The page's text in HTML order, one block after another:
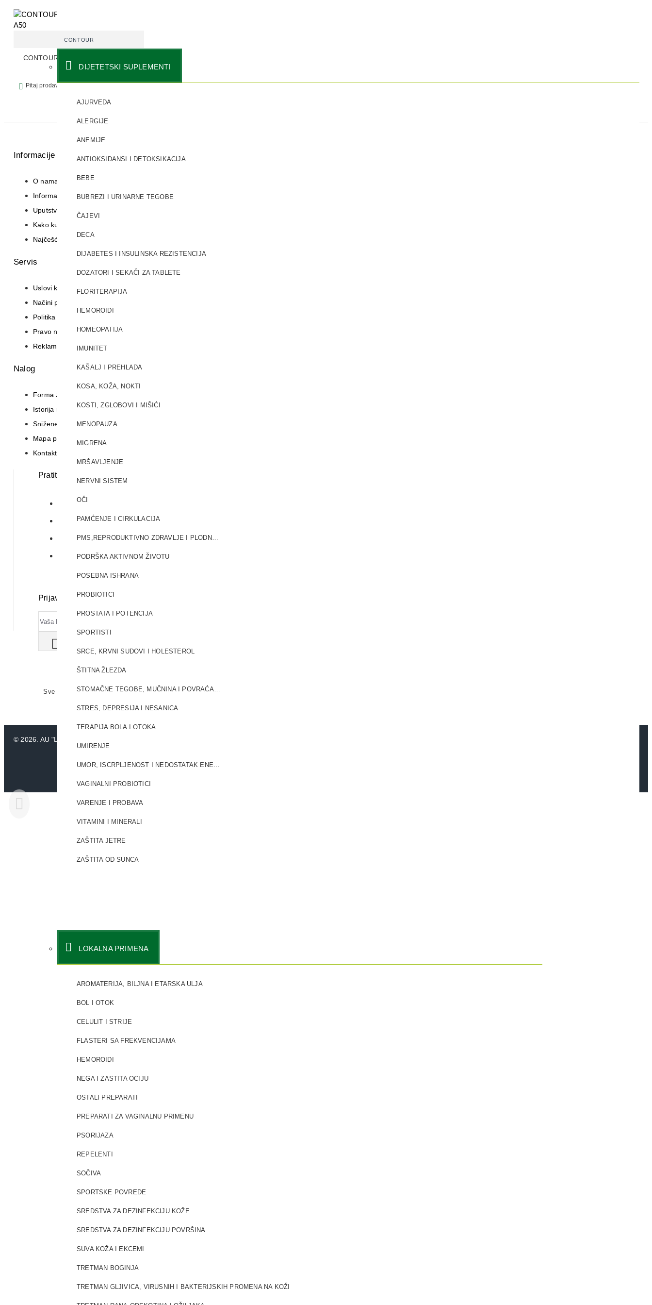
DIJETETSKI SUPLEMENTI
AJURVEDA
ALERGIJE
ANEMIJE
ANTIOKSIDANSI I DETOKSIKACIJA
BEBE
BUBREZI I URINARNE TEGOBE
ČAJEVI
DECA
DIJABETES I INSULINSKA REZISTENCIJA
DOZATORI I SEKAČI ZA TABLETE
FLORITERAPIJA
HEMOROIDI
HOMEOPATIJA
IMUNITET
KAŠALJ I PREHLADA
KOSA, KOŽA, NOKTI
KOSTI, ZGLOBOVI I MIŠIĆI
MENOPAUZA
MIGRENA
MRŠAVLJENJE
NERVNI SISTEM
OČI
PAMĆENJE I CIRKULACIJA
PMS,REPRODUKTIVNO ZDRAVLJE I PLODNOST
PODRŠKA AKTIVNOM ŽIVOTU
POSEBNA ISHRANA
PROBIOTICI
PROSTATA I POTENCIJA
SPORTISTI
SRCE, KRVNI SUDOVI I HOLESTEROL
ŠTITNA ŽLEZDA
STOMAČNE TEGOBE, MUČNINA I POVRAĆANJE
STRES, DEPRESIJA I NESANICA
TERAPIJA BOLA I OTOKA
UMIRENJE
UMOR, ISCRPLJENOST I NEDOSTATAK ENERGIJE
VAGINALNI PROBIOTICI
VARENJE I PROBAVA
VITAMINI I MINERALI
ZAŠTITA JETRE
ZAŠTITA OD SUNCA
LOKALNA PRIMENA
AROMATERIJA, BILJNA I ETARSKA ULJA
BOL I OTOK
CELULIT I STRIJE
FLASTERI SA FREKVENCIJAMA
HEMOROIDI
NEGA I ZASTITA OCIJU
OSTALI PREPARATI
PREPARATI ZA VAGINALNU PRIMENU
PSORIJAZA
REPELENTI
SOČIVA
SPORTSKE POVREDE
SREDSTVA ZA DEZINFEKCIJU KOŽE
SREDSTVA ZA DEZINFEKCIJU POVRŠINA
SUVA KOŽA I EKCEMI
TRETMAN BOGINJA
TRETMAN GLJIVICA, VIRUSNIH I BAKTERIJSKIH PROMENA NA KOŽI
CONTOUR
CONTOUR PLUS APARAT I TRAKE
A50
Pitaj prodavca
Informacije
O nama
Informacije o dostavi
Uputstvo za registraciju
Kako kupiti
Najčešća pitanja
Servis
Uslovi korišćenja i prodaje
Načini plaćanja
Politika privatnosti
Pravo na odustajanje
Reklamacije
Nalog
Forma za reklamaciju
Istorija narudžbina
Snižene cene
Mapa prodavnice
Kontakt
Pratite nas:
Prijava za Newsletter:
Sve cene su iskazane u dinarima (RSD). PDV je uračunat u cenu. Maksimalno koristimo sve svoje resurse da svi artikli u prodavnici budu prikazani sa ispravnim opisima, fotografijama i cenama.
© 2026. AU "LAURUS". Sva prava zadržana.